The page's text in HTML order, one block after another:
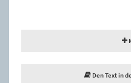
Den Text in